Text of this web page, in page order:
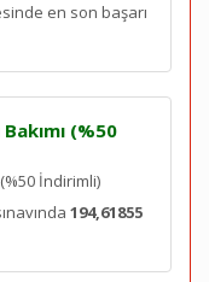
en son başarı
(%50
İndirimli)
194,61855